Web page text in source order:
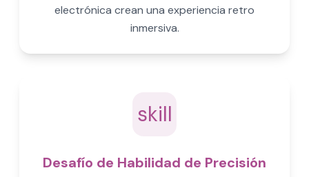
electrónica crean una experiencia retro
inmersiva.
skill
Desafío de Habilidad de Precisión